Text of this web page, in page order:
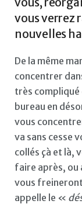
vous verrez
nouvelles
De la même
concentrer
très
bureau en
vous
va sans cesse
collés çà et là,
faire après, ou
vous freineront
appelle le «